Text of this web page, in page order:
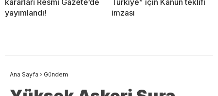
kararları Resmi Gazete’de
yayımlandı!
Türkiye” için Kanun teklifi
imzası
Ana Sayfa › Gündem